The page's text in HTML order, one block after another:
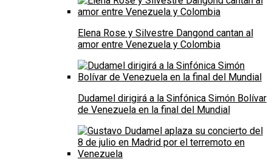
Elena Rose y Silvestre Dangond cantan al
amor entre Venezuela y Colombia
Dudamel dirigirá a la Sinfónica Simón Bolívar
de Venezuela en la final del Mundial